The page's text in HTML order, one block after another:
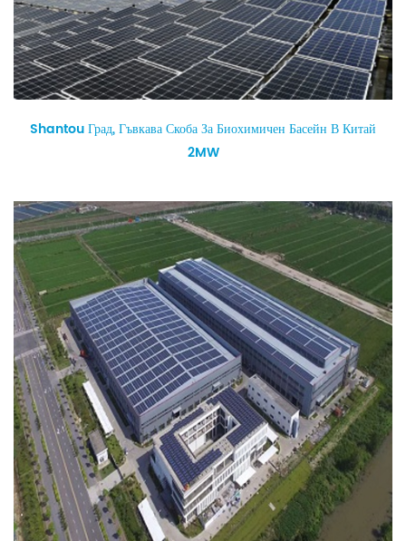
Shantou Град, Гъвкава Скоба За Биохимичен Басейн В Китай
2MW